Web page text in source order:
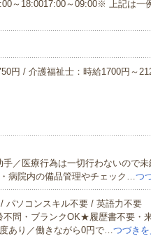
～18:0017:00～09:00※ 上記は一
円 / 介護福祉士：時給1700円～
手／医療行為は一切行わないので
病院内の備品管理やチェック… つ
パソコンスキル不要 / 英語力不要
問・ブランクOK★履歴書不要・
あり／働きながら0円で… つづきを